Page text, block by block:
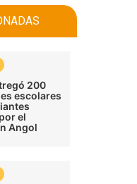
200
escolares
el
Angol